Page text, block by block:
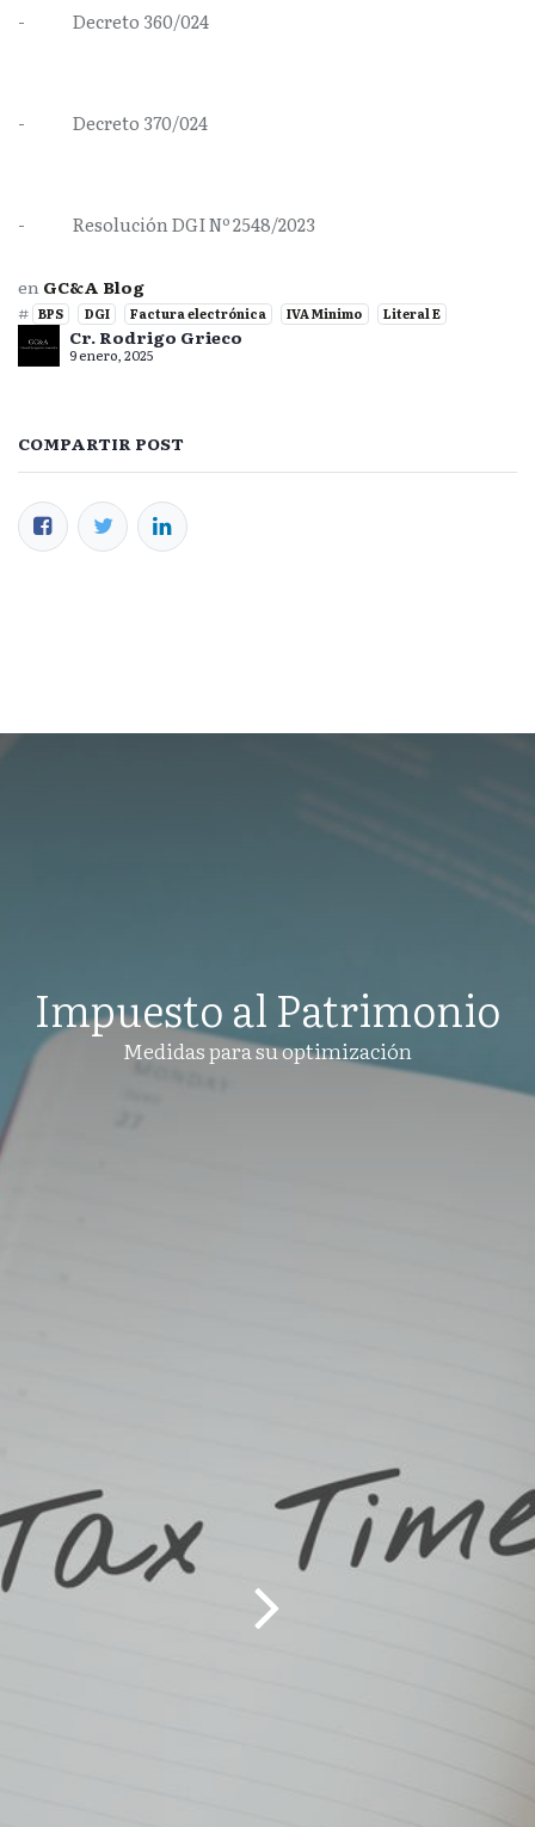
- Decreto 360/024
- Decreto 370/024
- Resolución DGI Nº 2548/2023
en GC&A Blog
# BPS DGI Factura electrónica IVA Minimo Literal E
Cr. Rodrigo Grieco
9 enero, 2025
COMPARTIR POST
Impuesto al Patrimonio
Medidas para su optimización